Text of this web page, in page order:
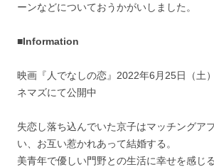
ーンなどについておうかがいしました。
■Information
映画『人でなしの恋』2022年6月25日（土
ネマズにて公開中
失恋し落ち込んでいた京子はマッチングア
い、お互い惹かれあって結婚する。
美青年で優しい門野との生活に幸せを感じ